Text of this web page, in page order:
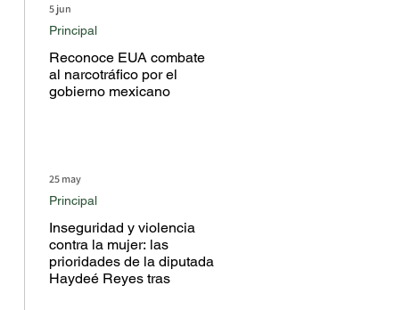
Reconoce EUA combate
al narcotráfico por el
gobierno mexicano
Principal
5 jun
Inseguridad y violencia
contra la mujer: las
prioridades de la diputada
Haydeé Reyes tras
Principal
25 may